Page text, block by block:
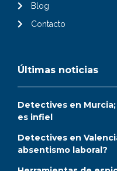
Blog
Contacto
Últimas noticias
Detectives en
es infiel
Detectives en
absentismo laboral?